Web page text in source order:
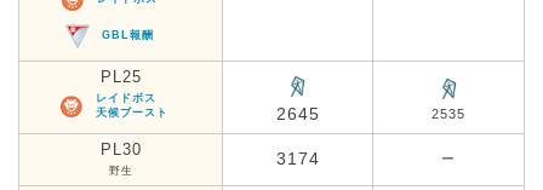
GBL報酬
PL25
レイドボス
天候ブースト
2645 2535
PL30
野生
3174 ー